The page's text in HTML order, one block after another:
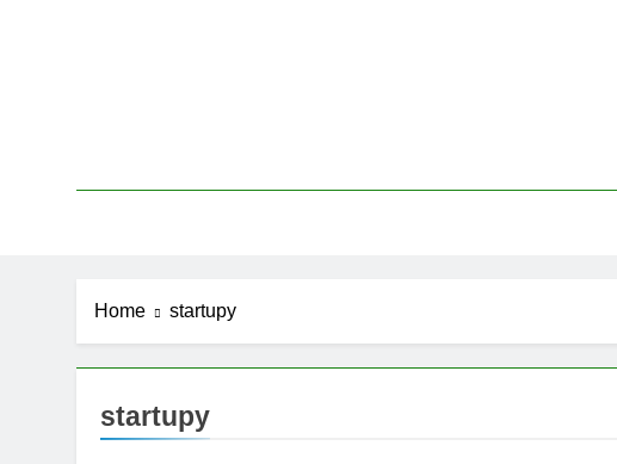
Home startupy
startupy